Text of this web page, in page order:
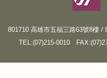
801710 高雄市五福三路63號8樓 /
TEL:(07)215-0010